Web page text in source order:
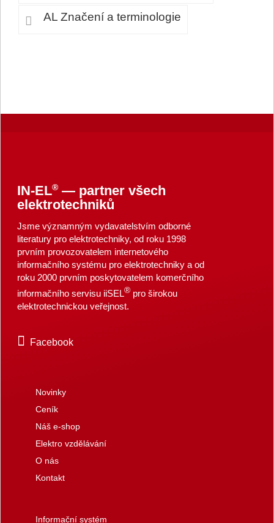
AL Značení a terminologie
IN-EL®— partner všech
elektrotechniků
Jsme významným vydavatelstvím odborné
literatury pro elektrotechniky, od roku 1998
prvním provozovatelem internetového
informačního systému pro elektrotechniky a od
roku 2000 prvním poskytovatelem komerčního
informačního servisu iiSEL®pro širokou
elektrotechnickou veřejnost.
Facebook
Novinky
Ceník
Náš e-shop
Elektro vzdělávání
O nás
Kontakt
Informační systém